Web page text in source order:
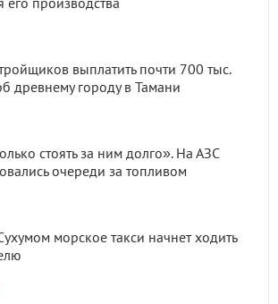
выплатить почти 700 тыс.
древнему городу в Тамани
стоять за ним долго». На АЗС
очереди за топливом
морское такси начнет ходить